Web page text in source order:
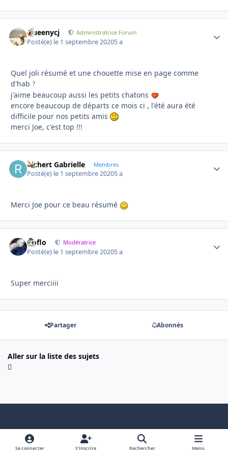
Queenycj Administratrice Forum
Posté(e) le 1 septembre 20205 a
Quel joli résumé et une chouette mise en page comme
d'hab ?
j'aime beaucoup aussi les petits chatons
encore beaucoup de départs ce mois ci , l'été aura été
difficile pour nos petits amis
merci Joe, c'est top !!!
Richert Gabrielle Membres
Posté(e) le 1 septembre 20205 a
Merci Joe pour ce beau résumé
floflo Modératrice
Posté(e) le 1 septembre 20205 a
Super merciiii
Partager Abonnés
Aller sur la liste des sujets
Light ModeDark ModeSystem Preference x
Se connecter S’inscrire Rechercher Menu